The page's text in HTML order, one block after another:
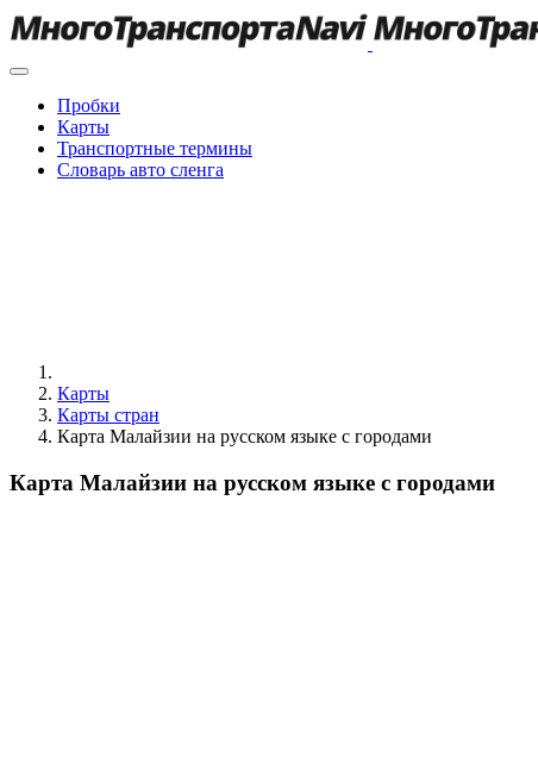
Пробки
Карты
Транспортные термины
Словарь авто сленга
Карты
Карты стран
Карта Малайзии на русском языке с городами
Карта Малайзии на русском языке с городами